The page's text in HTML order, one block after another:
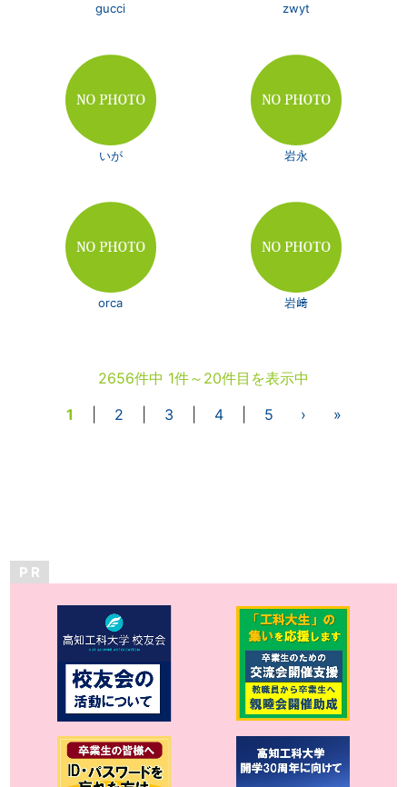
gucci zwyt
いが 岩永
orca 岩﨑
2656件中 1件～20件目を表示中
1
2 3 4| 5 › »
P R